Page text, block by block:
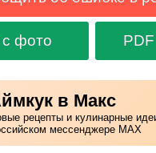
с фото
в Макс
рецепты и кулинарные
мессенджере MAX